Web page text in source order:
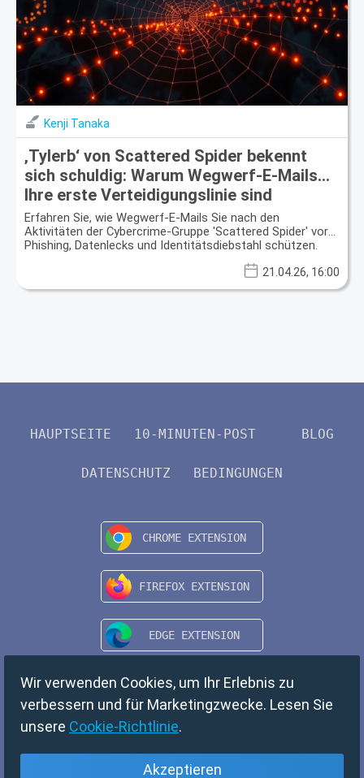
Kenji Tanaka
‚Tylerb‘ von Scattered Spider bekennt
sich schuldig: Warum Wegwerf-E-Mails
Ihre erste Verteidigungslinie sind
Erfahren Sie, wie Wegwerf-E-Mails Sie nach den
Aktivitäten der Cybercrime-Gruppe 'Scattered Spider' vor
Phishing, Datenlecks und Identitätsdiebstahl schützen.
21.04.26, 16:00
HAUPTSEITE 10-MINUTEN-POST BLOG
DATENSCHUTZ BEDINGUNGEN
Wir verwenden Cookies, um Ihr Erlebnis zu
verbessern und für Marketingzwecke. Lesen Sie
unsere Cookie-Richtlinie.
Akzeptieren